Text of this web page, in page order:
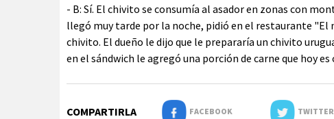
- B: Sí. El chivito se consumía al asador en zonas con
llegó muy tarde por la noche, pidió en el restaurante
chivito. El dueño le dijo que le prepararía un chivito
en el sándwich le agregó una porción de carne que hoy
COMPARTIRLA FACEBOOK TWITTER